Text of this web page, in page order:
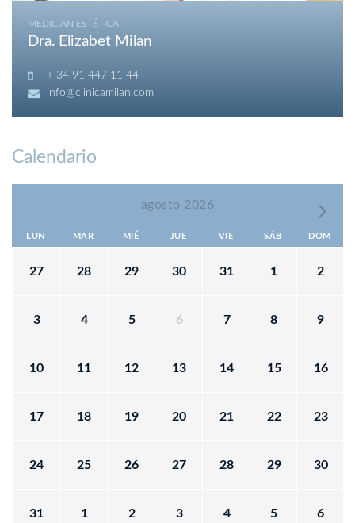
MEDICIAN ESTÉTICA
Dra. Elizabet Milan
+ 34 91 447 11 44
info@clinicamilan.com
Calendario
agosto 2026
LUN MAR MIÉ JUE VIE SÁB DOM
27 28 29 30 31 1 2
3 4 5 6 7 8 9
10 11 12 13 14 15 16
17 18 19 20 21 22 23
24 25 26 27 28 29 30
31 1 2 3 4 5 6